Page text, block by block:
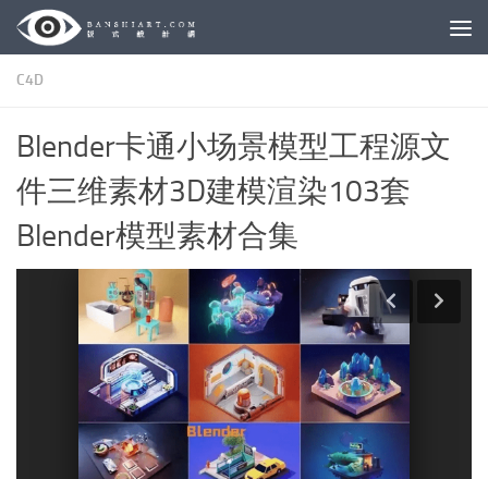
Skip to content
C4D
Blender卡通小场景模型工程源文
件三维素材3D建模渲染103套
Blender模型素材合集